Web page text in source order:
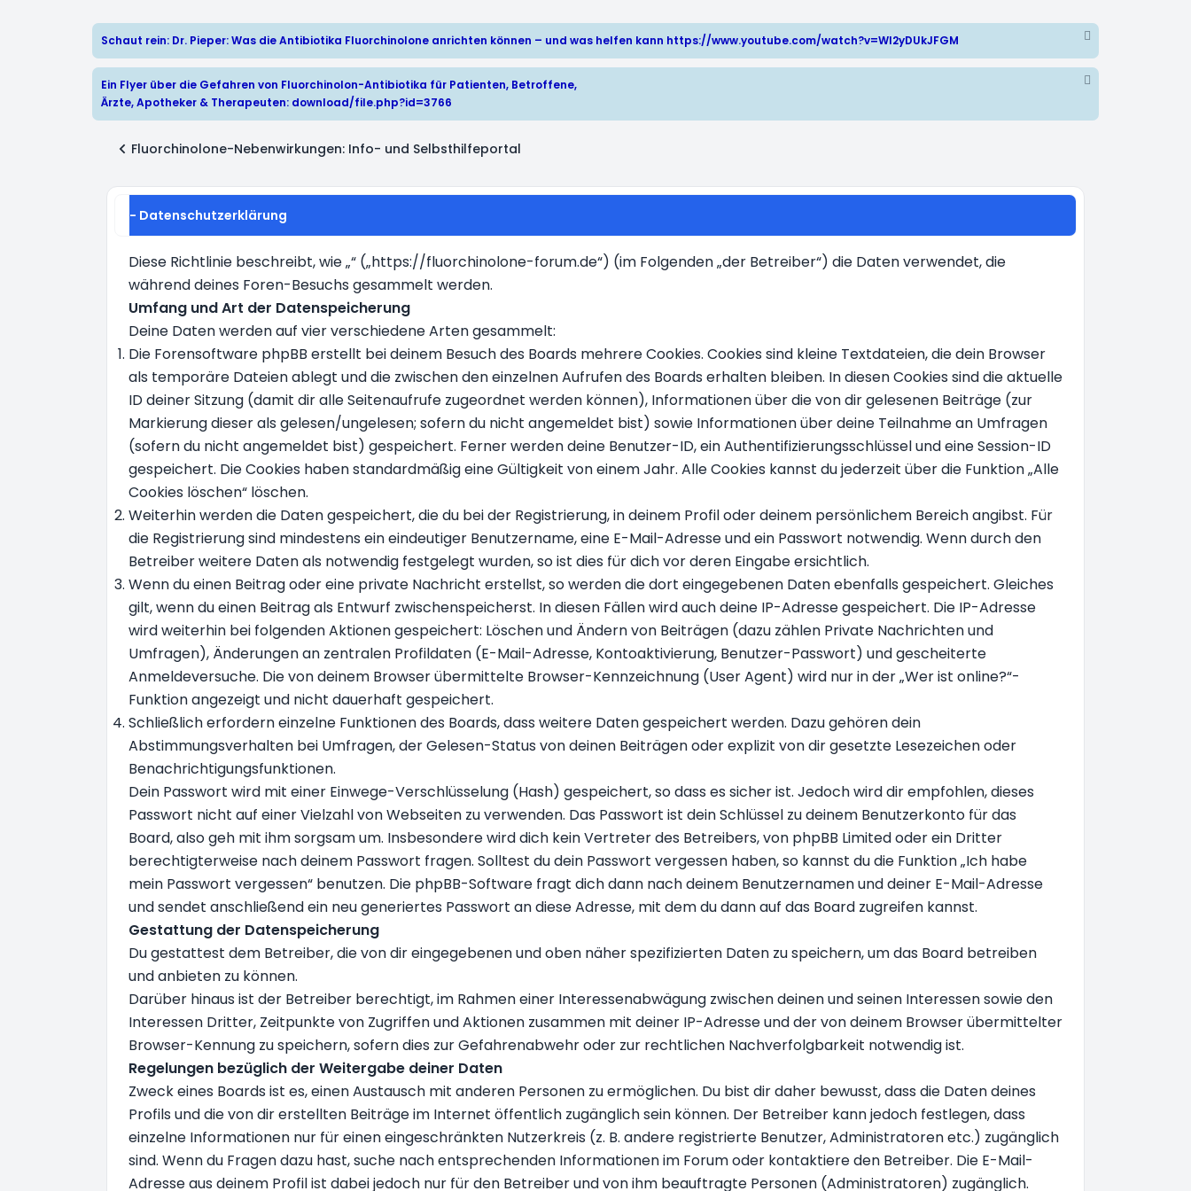
Schaut rein: Dr. Pieper: Was die Antibiotika Fluorchinolone anrichten können – und was helfen kann https://www.youtube.com/watch?v=WI2yDUkJFGM
Ein Flyer über die Gefahren von Fluorchinolon-Antibiotika für Patienten, Betroffene,
Ärzte, Apotheker & Therapeuten: download/file.php?id=3766
Fluorchinolone-Nebenwirkungen: Info- und Selbsthilfeportal
- Datenschutzerklärung
Diese Richtlinie beschreibt, wie „“ („https://fluorchinolone-forum.de“) (im Folgenden „der Betreiber“) die Daten verwendet, die
während deines Foren-Besuchs gesammelt werden.
Umfang und Art der Datenspeicherung
Deine Daten werden auf vier verschiedene Arten gesammelt:
Die Forensoftware phpBB erstellt bei deinem Besuch des Boards mehrere Cookies. Cookies sind kleine Textdateien, die dein Browser
als temporäre Dateien ablegt und die zwischen den einzelnen Aufrufen des Boards erhalten bleiben. In diesen Cookies sind die aktuelle
ID deiner Sitzung (damit dir alle Seitenaufrufe zugeordnet werden können), Informationen über die von dir gelesenen Beiträge (zur
Markierung dieser als gelesen/ungelesen; sofern du nicht angemeldet bist) sowie Informationen über deine Teilnahme an Umfragen
(sofern du nicht angemeldet bist) gespeichert. Ferner werden deine Benutzer-ID, ein Authentifizierungsschlüssel und eine Session-ID
gespeichert. Die Cookies haben standardmäßig eine Gültigkeit von einem Jahr. Alle Cookies kannst du jederzeit über die Funktion „Alle
Cookies löschen“ löschen.
Weiterhin werden die Daten gespeichert, die du bei der Registrierung, in deinem Profil oder deinem persönlichem Bereich angibst. Für
die Registrierung sind mindestens ein eindeutiger Benutzername, eine E-Mail-Adresse und ein Passwort notwendig. Wenn durch den
Betreiber weitere Daten als notwendig festgelegt wurden, so ist dies für dich vor deren Eingabe ersichtlich.
Wenn du einen Beitrag oder eine private Nachricht erstellst, so werden die dort eingegebenen Daten ebenfalls gespeichert. Gleiches
gilt, wenn du einen Beitrag als Entwurf zwischenspeicherst. In diesen Fällen wird auch deine IP-Adresse gespeichert. Die IP-Adresse
wird weiterhin bei folgenden Aktionen gespeichert: Löschen und Ändern von Beiträgen (dazu zählen Private Nachrichten und
Umfragen), Änderungen an zentralen Profildaten (E-Mail-Adresse, Kontoaktivierung, Benutzer-Passwort) und gescheiterte
Anmeldeversuche. Die von deinem Browser übermittelte Browser-Kennzeichnung (User Agent) wird nur in der „Wer ist online?“-
Funktion angezeigt und nicht dauerhaft gespeichert.
Schließlich erfordern einzelne Funktionen des Boards, dass weitere Daten gespeichert werden. Dazu gehören dein
Abstimmungsverhalten bei Umfragen, der Gelesen-Status von deinen Beiträgen oder explizit von dir gesetzte Lesezeichen oder
Benachrichtigungsfunktionen.
Dein Passwort wird mit einer Einwege-Verschlüsselung (Hash) gespeichert, so dass es sicher ist. Jedoch wird dir empfohlen, dieses
Passwort nicht auf einer Vielzahl von Webseiten zu verwenden. Das Passwort ist dein Schlüssel zu deinem Benutzerkonto für das
Board, also geh mit ihm sorgsam um. Insbesondere wird dich kein Vertreter des Betreibers, von phpBB Limited oder ein Dritter
berechtigterweise nach deinem Passwort fragen. Solltest du dein Passwort vergessen haben, so kannst du die Funktion „Ich habe
mein Passwort vergessen“ benutzen. Die phpBB-Software fragt dich dann nach deinem Benutzernamen und deiner E-Mail-Adresse
und sendet anschließend ein neu generiertes Passwort an diese Adresse, mit dem du dann auf das Board zugreifen kannst.
Gestattung der Datenspeicherung
Du gestattest dem Betreiber, die von dir eingegebenen und oben näher spezifizierten Daten zu speichern, um das Board betreiben
und anbieten zu können.
Darüber hinaus ist der Betreiber berechtigt, im Rahmen einer Interessenabwägung zwischen deinen und seinen Interessen sowie den
Interessen Dritter, Zeitpunkte von Zugriffen und Aktionen zusammen mit deiner IP-Adresse und der von deinem Browser übermittelter
Browser-Kennung zu speichern, sofern dies zur Gefahrenabwehr oder zur rechtlichen Nachverfolgbarkeit notwendig ist.
Regelungen bezüglich der Weitergabe deiner Daten
Zweck eines Boards ist es, einen Austausch mit anderen Personen zu ermöglichen. Du bist dir daher bewusst, dass die Daten deines
Profils und die von dir erstellten Beiträge im Internet öffentlich zugänglich sein können. Der Betreiber kann jedoch festlegen, dass
einzelne Informationen nur für einen eingeschränkten Nutzerkreis (z. B. andere registrierte Benutzer, Administratoren etc.) zugänglich
sind. Wenn du Fragen dazu hast, suche nach entsprechenden Informationen im Forum oder kontaktiere den Betreiber. Die E-Mail-
Adresse aus deinem Profil ist dabei jedoch nur für den Betreiber und von ihm beauftragte Personen (Administratoren) zugänglich.